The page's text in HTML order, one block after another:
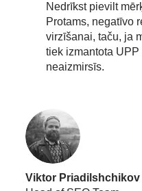
Nedrīkst pievilt
Protams, negatīvo
virzīšanai, taču, ja
tiek izmantota
neaizmirsīs.
Viktor Priadilshchikov